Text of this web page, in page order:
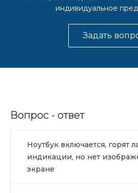
индивидуальное
Задать
Вопрос - ответ
Ноутбук включается, горят
индикации, но нет
экране